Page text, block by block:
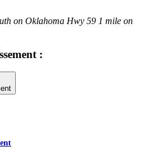
on Oklahoma Hwy 59 1 mile on
: